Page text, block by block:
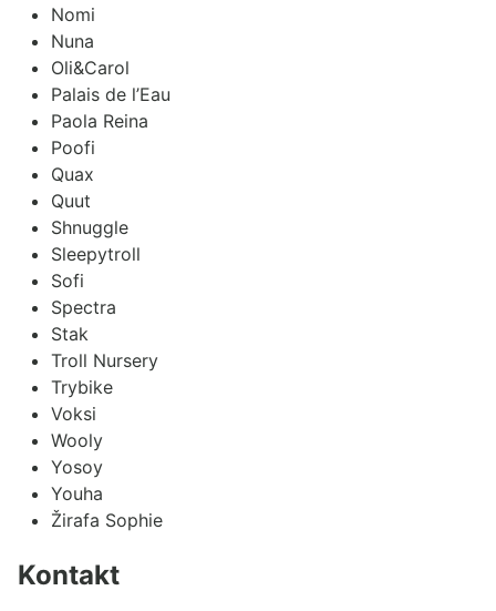
Nomi
Nuna
Oli&Carol
Palais de l’Eau
Paola Reina
Poofi
Quax
Quut
Shnuggle
Sleepytroll
Sofi
Spectra
Stak
Troll Nursery
Trybike
Voksi
Wooly
Yosoy
Youha
Žirafa Sophie
Kontakt